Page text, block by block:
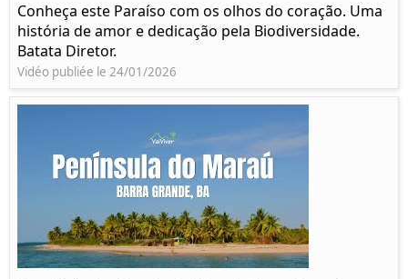
Conheça este Paraíso com os olhos do coração. Uma
história de amor e dedicação pela Biodiversidade.
Batata Diretor.
Vidéo publiée le 24/01/2026